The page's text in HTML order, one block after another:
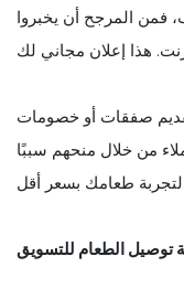
فمن المرجح أن يخبروا
صفقات أو خصومات
من خلال منحهم سببًا
توصيل الطعام للتسويق